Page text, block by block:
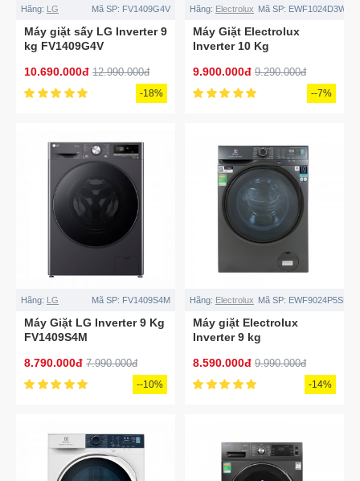
Hãng: LG Mã SP: FV1409G4V
Máy giặt sấy LG Inverter 9
kg FV1409G4V
10.690.000đ 12.990.000đ
-18%
Hãng: Electrolux Mã SP: EWF1024D3WB
Máy Giặt Electrolux
Inverter 10 Kg
9.900.000đ 9.290.000đ
--7%
Hãng: LG Mã SP: FV1409S4M
Máy Giặt LG Inverter 9 Kg
FV1409S4M
8.790.000đ 7.990.000đ
--10%
Hãng: Electrolux Mã SP: EWF9024P5SB
Máy giặt Electrolux
Inverter 9 kg
8.590.000đ 9.990.000đ
-14%